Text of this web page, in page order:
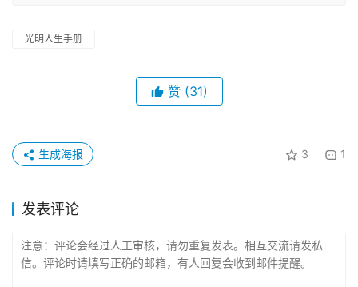
光明人生手册
赞 (31)
3 1
生成海报
发表评论